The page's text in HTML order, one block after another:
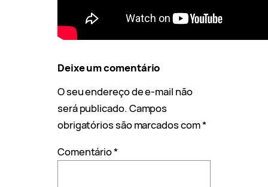
Deixe um comentário
O seu endereço de e-mail não
será publicado. Campos
obrigatórios são marcados com*
Comentário*